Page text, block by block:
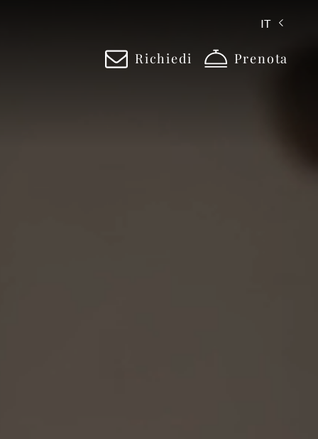
IT
Richiedi Prenota